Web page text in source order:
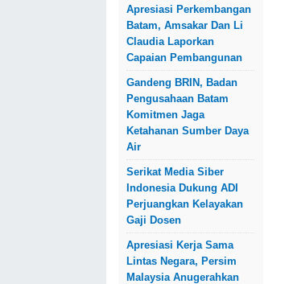
Apresiasi Perkembangan
Batam, Amsakar Dan Li
Claudia Laporkan
Capaian Pembangunan
Gandeng BRIN, Badan
Pengusahaan Batam
Komitmen Jaga
Ketahanan Sumber Daya
Air
Serikat Media Siber
Indonesia Dukung ADI
Perjuangkan Kelayakan
Gaji Dosen
Apresiasi Kerja Sama
Lintas Negara, Persim
Malaysia Anugerahkan